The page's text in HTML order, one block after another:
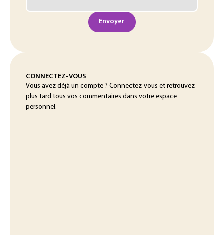
Envoyer
CONNECTEZ-VOUS
Vous avez déjà un compte ? Connectez-vous et retrouvez
plus tard tous vos commentaires dans votre espace
personnel.